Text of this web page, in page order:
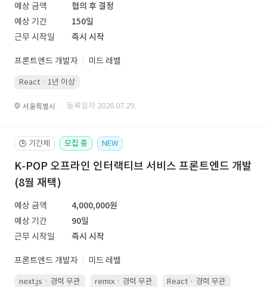
예상 금액
협의 후 결정
예상 기간
150일
근무 시작일
즉시 시작
프론트엔드 개발자 미드 레벨
React · 1년 이상
서울특별시 · 등록일자 2026.07.29.
🕒 기간제 모집 중 NEW
K-POP 오프라인 인터랙티브 서비스 프론트엔드 개발
(8월 재택)
예상 금액
4,000,000원
예상 기간
90일
근무 시작일
즉시 시작
프론트엔드 개발자 미드 레벨
next.js · 경력 무관 remix · 경력 무관 React · 경력 무관